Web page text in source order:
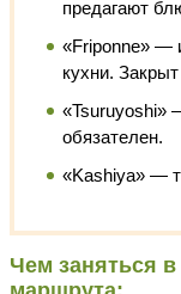
предагают
«Friponne» —
кухни.
«Tsuruyoshi»
обязателен.
«Kashiya» —
Чем заняться